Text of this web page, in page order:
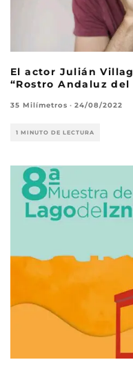
El actor Julián
“Rostro Andaluz del
35 Milímetros · 24/08/2022
1 MINUTO DE LECTURA